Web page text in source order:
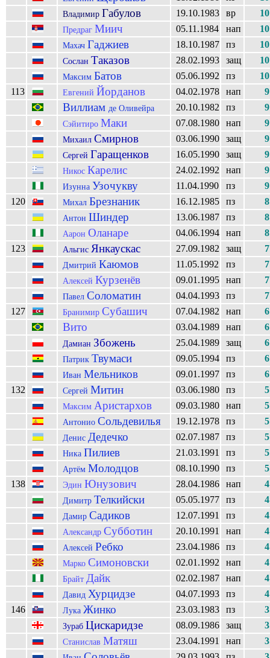
Владимир Габулов 19.10.1983 вр 10
Предраг Миич 05.11.1984 нап 10
Махач Гаджиев 18.10.1987 пз 10
Сослан Таказов 28.02.1993 защ 10
Максим Батов 05.06.1992 пз
10
113
Евгений Йорданов 04.02.1978 нап 9
Виллиам де Оливейра 20.10.1982 пз 9
Сэйитиро Маки 07.08.1980 нап 9
Михаил Смирнов 03.06.1990 защ 9
Сергей Гаращенков 16.05.1990 защ 9
Никос Карелис 24.02.1992 нап 9
Изунна Узочукву 11.04.1990 пз
9
120
Михал Брезнаник 16.12.1985 пз 8
Антон Шиндер 13.06.1987 пз 8
Аарон Оланаре 04.06.1994 нап
8
123
Альгис Янкаускас 27.09.1982 защ 7
Дмитрий Каюмов 11.05.1992 пз 7
Алексей Курзенёв 09.01.1995 нап 7
Павел Соломатин 04.04.1993 пз
7
127
Бранимир Субашич 07.04.1982 нап 6
Вито 03.04.1989 нап 6
Дамиан Збожень 25.04.1989 защ 6
Патрик Твумаси 09.05.1994 пз 6
Иван Мельников 09.01.1997 пз
6
132
Сергей Митин 03.06.1980 пз 5
Максим Аристархов 09.03.1980 нап 5
Антонио Сольдевилья 19.12.1978 пз 5
Денис Дедечко 02.07.1987 пз 5
Ника Пилиев 21.03.1991 пз 5
Артём Молодцов 08.10.1990 пз
5
138
Эдин Юнузович 28.04.1986 нап 4
Димитр Телкийски 05.05.1977 пз 4
Дамир Садиков 12.07.1991 пз 4
Александр Субботин 20.10.1991 нап 4
Алексей Ребко 23.04.1986 пз 4
Марко Симоновски 02.01.1992 нап 4
Брайт Дайк 02.02.1987 нап 4
Давид Хурцидзе 04.07.1993 пз
4
146
Лука Жинко 23.03.1983 пз 3
Зураб Цискаридзе 08.09.1986 защ 3
Станислав Матяш 23.04.1991 нап 3